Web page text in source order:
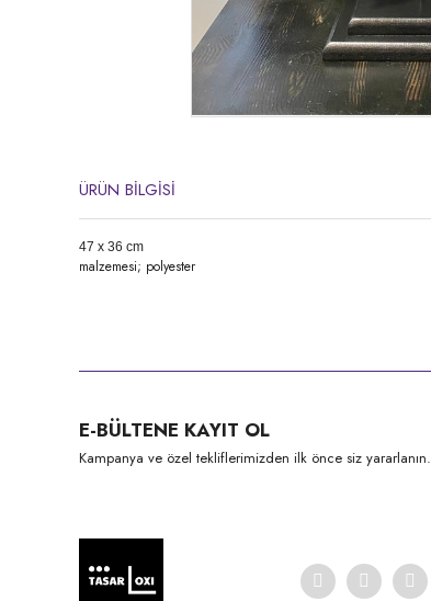
ÜRÜN BİLGİSİ
47 x 36 cm
malzemesi; polyester
Ürün açıklamasında eksik bilgiler bulunuyor.
Ürün bilgilerinde hatalar bulunuyor.
E-BÜLTENE KAYIT OL
Kampanya ve özel tekliflerimizden ilk önce siz yararlanın.